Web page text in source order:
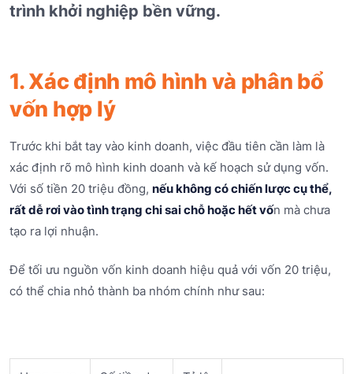
trình khởi nghiệp bền vững.
1. Xác định mô hình và phân bổ
vốn hợp lý
Trước khi bắt tay vào kinh doanh, việc đầu tiên cần làm là
xác định rõ mô hình kinh doanh và kế hoạch sử dụng vốn.
Với số tiền 20 triệu đồng, nếu không có chiến lược cụ thể,
rất dễ rơi vào tình trạng chi sai chỗ hoặc hết vốn mà chưa
tạo ra lợi nhuận.
Để tối ưu nguồn vốn kinh doanh hiệu quả với vốn 20 triệu,
có thể chia nhỏ thành ba nhóm chính như sau: